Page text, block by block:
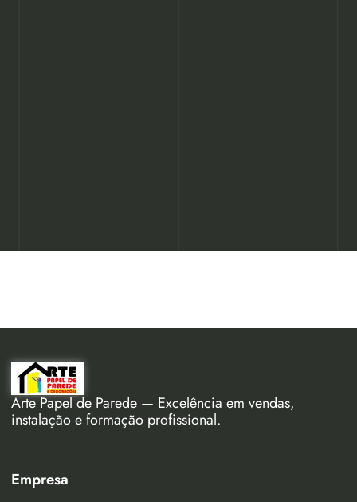
Arte Papel de Parede — Excelência em vendas,
instalação e formação profissional.
Empresa